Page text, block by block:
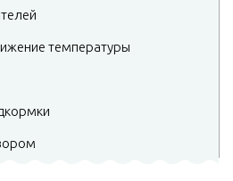
температуры